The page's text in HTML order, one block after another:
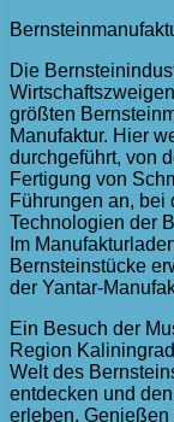
Die
größten
Manufaktur. Hier
durchgeführt, von
Fertigung von
Führungen an, bei
Technologien der
Im
Bernsteinstücke
der Yantar-
Ein Besuch der
Region
Welt des
entdecken und
erleben.